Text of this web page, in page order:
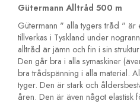
Gütermann Alltråd 500 m
Gütermann " alla tygers tråd " är
tillverkas i Tyskland under
alltråd är jämn och fin i sin
Den går bra i alla symaskiner
bra trådspänning i alla material.
tyger. Den är stark och
åren. Den är även något elastisk